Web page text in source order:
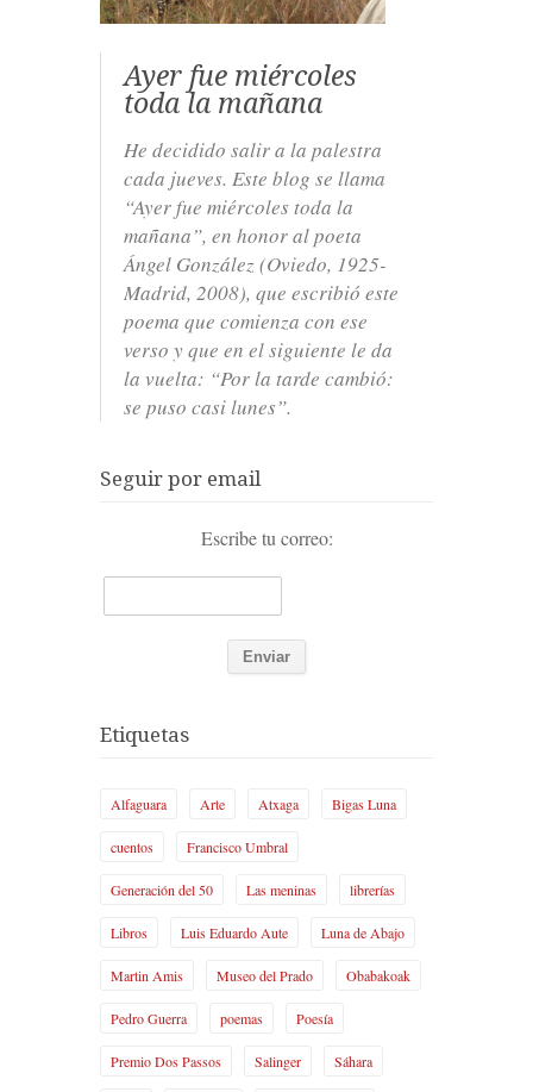
Ayer fue miércoles
toda la mañana
He decidido salir a la palestra
cada jueves. Este blog se llama
“Ayer fue miércoles toda la
mañana”, en honor al poeta
Ángel González (Oviedo, 1925-
Madrid, 2008), que escribió este
poema que comienza con ese
verso y que en el siguiente le da
la vuelta: “Por la tarde cambió:
se puso casi lunes”.
Seguir por email
Escribe tu correo:
Etiquetas
Alfaguara Arte Atxaga Bigas Luna
cuentos Francisco Umbral
Generación del 50 Las meninas librerías
Libros Luis Eduardo Aute Luna de Abajo
Martin Amis Museo del Prado Obabakoak
Pedro Guerra poemas Poesía
Premio Dos Passos Salinger Sáhara